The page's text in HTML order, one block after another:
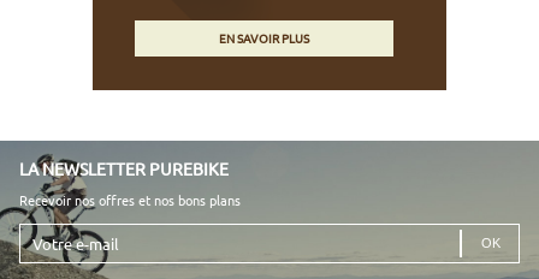
EN SAVOIR PLUS
LA NEWSLETTER PUREBIKE
Recevoir nos offres et nos bons plans
Votre
e-
mail